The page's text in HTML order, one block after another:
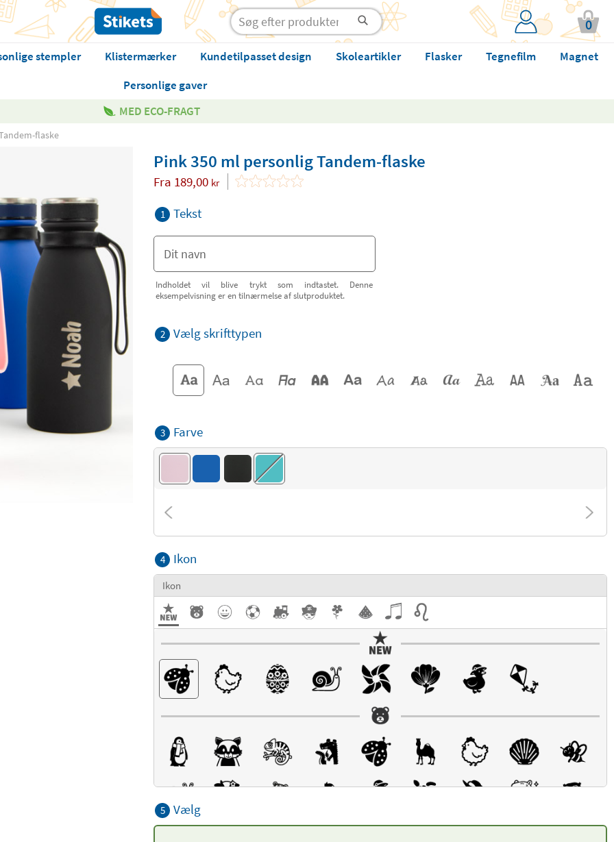
0
stempler Klistermærker Kundetilpasset design Skoleartikler Flasker Tegnefilm
Magnet
Personlige gaver
MED ECO-FRAGT
flaske
Pink 350 ml personlig Tandem-flaske
Fra 189,00 kr
1 Tekst
Indholdet vil blive trykt som indtastet. Denne
eksempelvisning er en tilnærmelse af slutproduktet.
2 Vælg skrifttypen
3 Farve
4 Ikon
Ikon
5 Vælg